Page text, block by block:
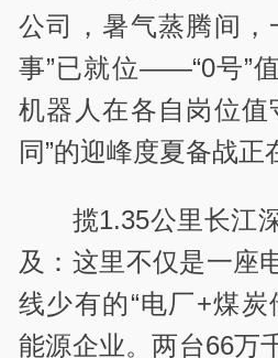
公司，暑气蒸腾间，
事”已就位——“0号”
机器人在各自岗位值
同”的迎峰度夏备战正
揽1.35公里长江
及：这里不仅是一座
线少有的“电厂+煤炭
能源企业。两台66万